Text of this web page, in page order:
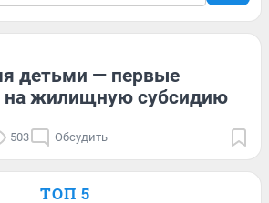
детьми — первые
на жилищную субсидию
503 Обсудить
ТОП 5